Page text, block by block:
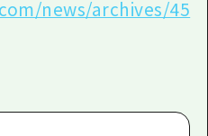
news/archives/45